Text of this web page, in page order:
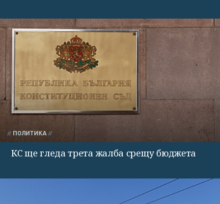
ПОЛИТИКА
КС ще гледа трета жалба срещу бюджета